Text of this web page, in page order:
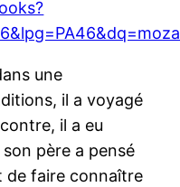
une
il a voyagé
il a eu
père a pensé
de faire connaître